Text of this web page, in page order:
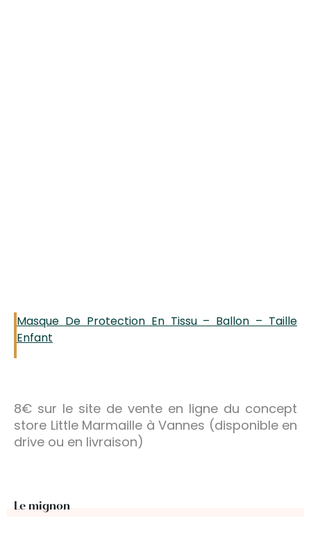
Masque De Protection En Tissu – Ballon – Taille
Enfant
8€ sur le site de vente en ligne du concept
store Little Marmaille à Vannes (disponible en
drive ou en livraison)
Le mignon